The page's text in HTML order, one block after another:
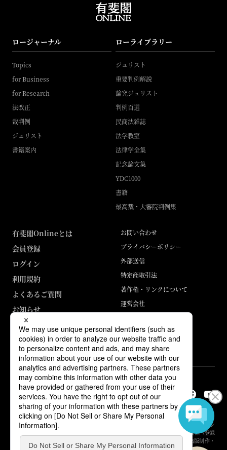
ロージャーナル
Topics
for Business
for Research
法改正
裁判例
ジュリスト
書籍案内
ローライブラリー
ジュリスト
重要判例解説
論究ジュリスト
判例百選
民商法雑誌
法学教室
法律学全集
記念論文集
YDC1000
書籍
最高裁・大審院判例集
有斐閣Onlineとは
会員登録
ログイン
利用規約
よくあるご質問
お知らせ
お問い合わせ
プライバシーポリシー
外部送信
特定商取引法
著作権・リンクについて
運営会社
ABJマークは、この電子書店・電子書籍配信サービスが、著作権者からコン
テンツ使用許諾を得た正規版配信サービスであることを示す登録商標（登録
番号 第6091713号）です。詳しくは［ABJマーク］または［電子出版制作・